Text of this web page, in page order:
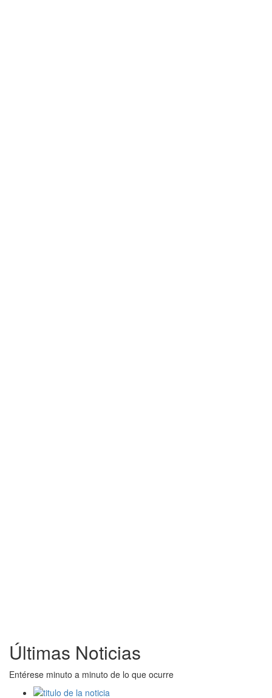
Últimas Noticias
Entérese minuto a minuto de lo que ocurre